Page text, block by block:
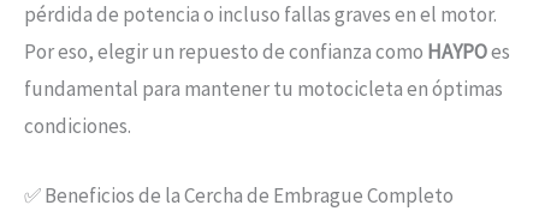
pérdida de potencia o incluso fallas graves en el motor.
Por eso, elegir un repuesto de confianza como HAYPOes
fundamental para mantener tu motocicleta en óptimas
condiciones.
✅ Beneficios de la Cercha de Embrague Completo